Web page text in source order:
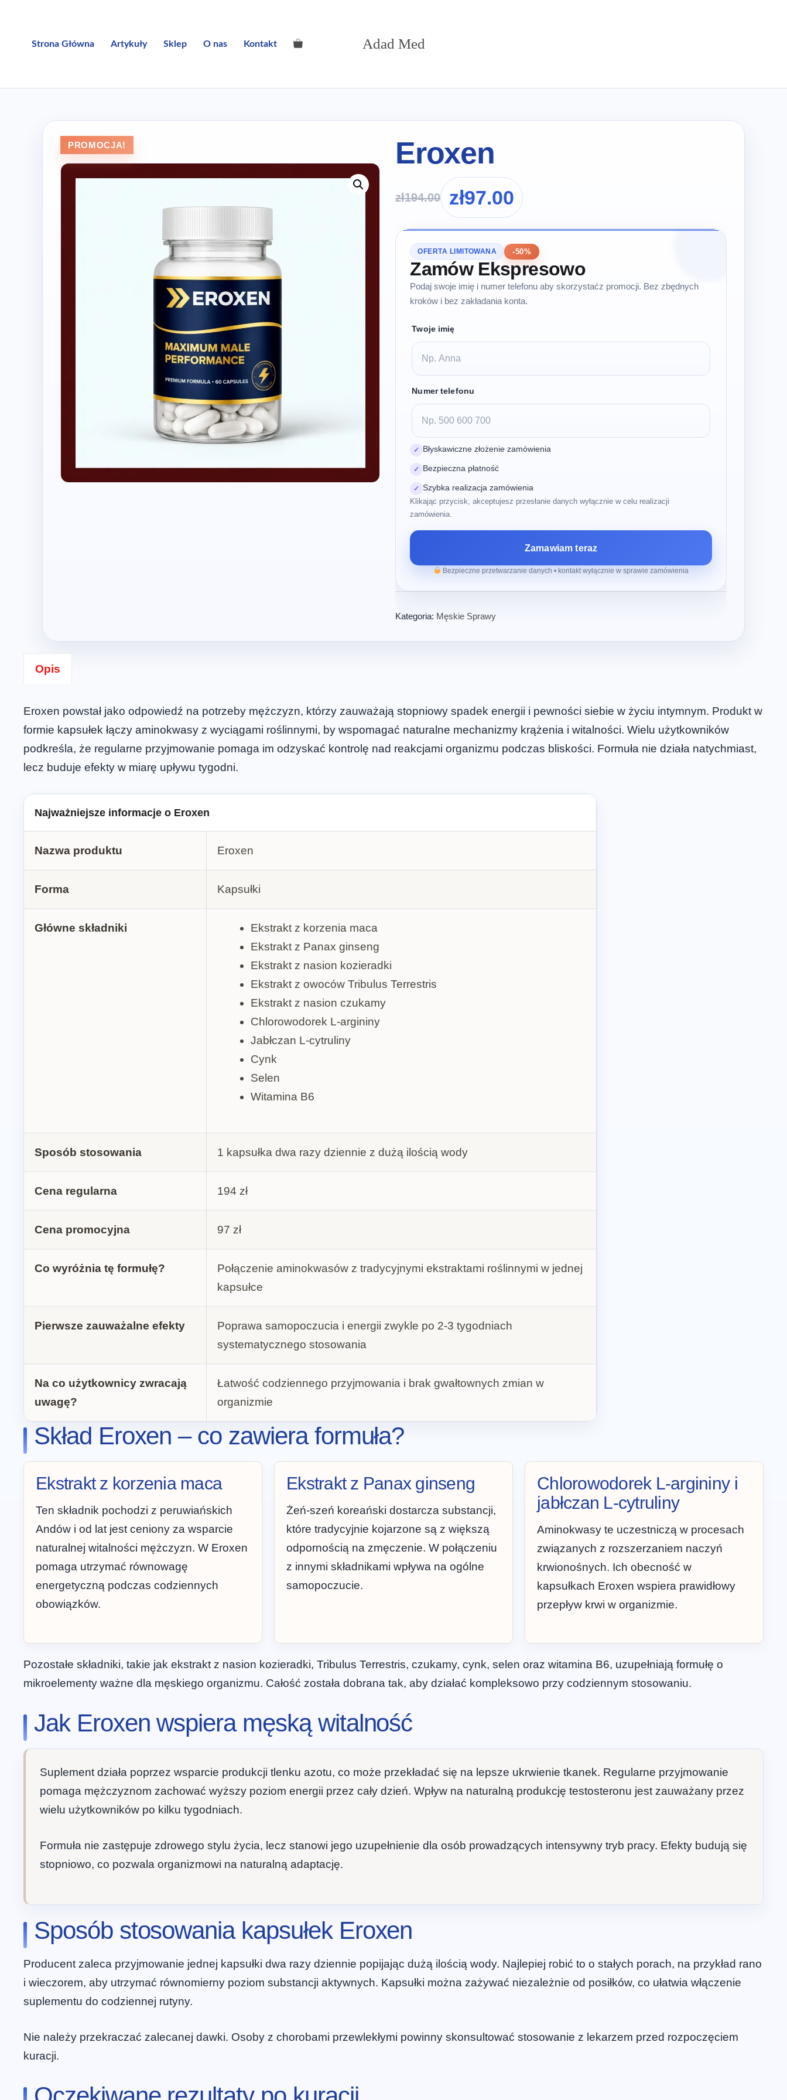
Adad Med
Strona Główna Artykuły Sklep O nas Kontakt
PROMOCJA! Eroxen
zł194.00 zł97.00
OFERTA LIMITOWANA -50%
Zamów Ekspresowo
Podaj swoje imię i numer telefonu aby skorzystaćz promocji. Bez zbędnych
kroków i bez zakładania konta.
Twoje imię
Numer telefonu
✓ Błyskawiczne złożenie zamówienia
✓ Bezpieczna płatność
✓ Szybka realizacja zamówienia
Klikając przycisk, akceptujesz przesłanie danych wyłącznie w celu realizacji
zamówienia.
Zamawiam teraz
Bezpieczne przetwarzanie danych • kontakt wyłącznie w sprawie zamówienia
Kategoria: Męskie Sprawy
Opis
Eroxen powstał jako odpowiedź na potrzeby mężczyzn, którzy zauważają stopniowy spadek energii i pewności siebie w życiu intymnym. Produkt w
formie kapsułek łączy aminokwasy z wyciągami roślinnymi, by wspomagać naturalne mechanizmy krążenia i witalności. Wielu użytkowników
podkreśla, że regularne przyjmowanie pomaga im odzyskać kontrolę nad reakcjami organizmu podczas bliskości. Formuła nie działa natychmiast,
lecz buduje efekty w miarę upływu tygodni.
Najważniejsze informacje o Eroxen
Nazwa produktu Eroxen
Forma Kapsułki
Główne składniki
Ekstrakt z korzenia maca
Ekstrakt z Panax ginseng
Ekstrakt z nasion kozieradki
Ekstrakt z owoców Tribulus Terrestris
Ekstrakt z nasion czukamy
Chlorowodorek L-argininy
Jabłczan L-cytruliny
Cynk
Selen
Witamina B6
Sposób stosowania 1 kapsułka dwa razy dziennie z dużą ilością wody
Cena regularna 194 zł
Cena promocyjna 97 zł
Co wyróżnia tę formułę?
Połączenie aminokwasów z tradycyjnymi ekstraktami roślinnymi w jednej
kapsułce
Pierwsze zauważalne efekty
Poprawa samopoczucia i energii zwykle po 2-3 tygodniach
systematycznego stosowania
Na co użytkownicy zwracają
uwagę?
Łatwość codziennego przyjmowania i brak gwałtownych zmian w
organizmie
Skład Eroxen – co zawiera formuła?
Ekstrakt z korzenia maca
Ten składnik pochodzi z peruwiańskich
Andów i od lat jest ceniony za wsparcie
naturalnej witalności mężczyzn. W Eroxen
pomaga utrzymać równowagę
energetyczną podczas codziennych
obowiązków.
Ekstrakt z Panax ginseng
Żeń-szeń koreański dostarcza substancji,
które tradycyjnie kojarzone są z większą
odpornością na zmęczenie. W połączeniu
z innymi składnikami wpływa na ogólne
samopoczucie.
Chlorowodorek L-argininy i
jabłczan L-cytruliny
Aminokwasy te uczestniczą w procesach
związanych z rozszerzaniem naczyń
krwionośnych. Ich obecność w
kapsułkach Eroxen wspiera prawidłowy
przepływ krwi w organizmie.
Pozostałe składniki, takie jak ekstrakt z nasion kozieradki, Tribulus Terrestris, czukamy, cynk, selen oraz witamina B6, uzupełniają formułę o
mikroelementy ważne dla męskiego organizmu. Całość została dobrana tak, aby działać kompleksowo przy codziennym stosowaniu.
Jak Eroxen wspiera męską witalność
Suplement działa poprzez wsparcie produkcji tlenku azotu, co może przekładać się na lepsze ukrwienie tkanek. Regularne przyjmowanie
pomaga mężczyznom zachować wyższy poziom energii przez cały dzień. Wpływ na naturalną produkcję testosteronu jest zauważany przez
wielu użytkowników po kilku tygodniach.
Formuła nie zastępuje zdrowego stylu życia, lecz stanowi jego uzupełnienie dla osób prowadzących intensywny tryb pracy. Efekty budują się
stopniowo, co pozwala organizmowi na naturalną adaptację.
Sposób stosowania kapsułek Eroxen
Producent zaleca przyjmowanie jednej kapsułki dwa razy dziennie popijając dużą ilością wody. Najlepiej robić to o stałych porach, na przykład rano
i wieczorem, aby utrzymać równomierny poziom substancji aktywnych. Kapsułki można zażywać niezależnie od posiłków, co ułatwia włączenie
suplementu do codziennej rutyny.
Nie należy przekraczać zalecanej dawki. Osoby z chorobami przewlekłymi powinny skonsultować stosowanie z lekarzem przed rozpoczęciem
kuracji.